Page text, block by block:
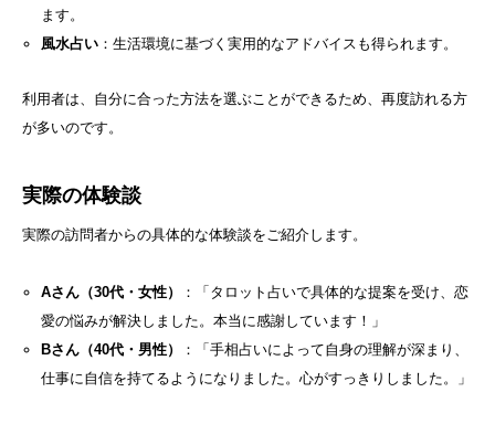
ます。
風水占い：生活環境に基づく実用的なアドバイスも得られます。
利用者は、自分に合った方法を選ぶことができるため、再度訪れる方
が多いのです。
実際の体験談
実際の訪問者からの具体的な体験談をご紹介します。
Aさん（30代・女性）
：「タロット占いで具体的な提案を受け、恋
愛の悩みが解決しました。本当に感謝しています！」
Bさん（40代・男性）
：「手相占いによって自身の理解が深まり、
仕事に自信を持てるようになりました。心がすっきりしました。」